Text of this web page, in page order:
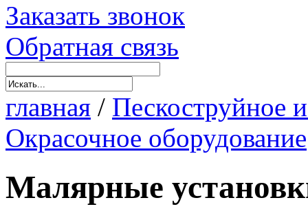
Заказать звонок
Обратная связь
главная / Пескоструйное
Окрасочное оборудование
Малярные